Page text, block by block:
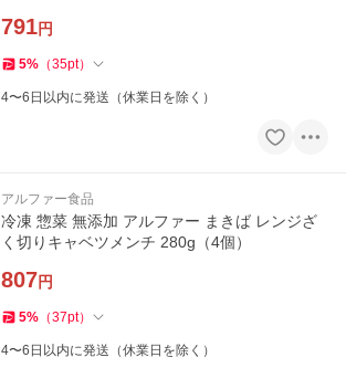
791円
5% （35pt）
4〜6日以内に発送（休業日を除く）
アルファー食品
冷凍 惣菜 無添加 アルファー まきば レンジざ
く切りキャベツメンチ 280g（4個）
807円
5% （37pt）
4〜6日以内に発送（休業日を除く）